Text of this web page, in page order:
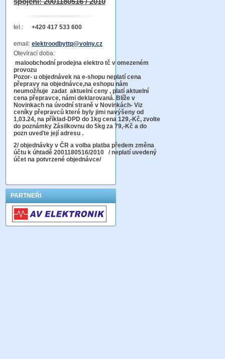
tel.: +420 417 533 600
email: elektroodbyttp@volny.cz
Otevírací doba:
maloobchodní prodejna elektro tč v omezeném
provozu
Pozor- u objednávek na e-shopu neplatí cena
přepravy na objednávce,na eshopu nám
neumožňuje zadat aktuelní ceny , platí aktuelní
cena přepravce, námi deklarovaná. Blíže v
Novinkach na úvodní straně v Novinkách- Viz
ceníky přepravců které byly jimi navýšeny od
1,03.24, na příklad-DPD do 1kg cena 129,-Kč, zvolte
do poznámky Zásilkovnu do 5kg za 79,-Kč a do
pozn uveďte její adresu .
2/ objednávky v ČR a volba platba předem změna
účtu k úhtadě 2001180516/2010 / neplatí uvedený
účet na potvrzené objednávce/
PARTNEŘI